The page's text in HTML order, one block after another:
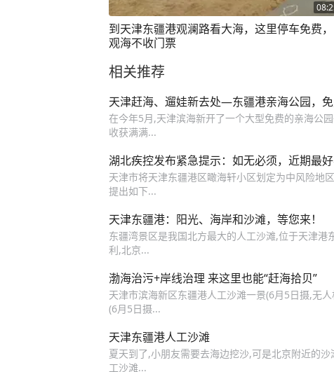
到天津东疆港观澜路看大海，这里停车免费，
观海不收门票
相关推荐
天津赶海、遛娃新去处—东疆港亲海公园，
在今年5月,天津滨海新开了一个大型免费的亲海
收获满满...
湖北疾控发布紧急提示：如无必须，近期最
天津市将天津东疆港区瞰海轩小区划定为中风险地
提出如下...
天津东疆港：阳光、海岸和沙滩，等您来！
东疆湾景区是我国北方最大的人工沙滩,位于天津
利,北京...
渤海治污+岸线治理 来这里也能“赶海拾贝”
天津市滨海新区东疆港人工沙滩一景(6月5日摄,无
(6月5日摄...
天津东疆港人工沙滩
夏天到了,小朋友需要去海边挖沙,可是北京附近的
工沙滩...